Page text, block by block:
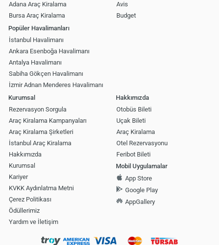
Adana Araç Kiralama
Bursa Araç Kiralama
Avis
Budget
Popüler Havalimanları
İstanbul Havalimanı
Ankara Esenboğa Havalimanı
Antalya Havalimanı
Sabiha Gökçen Havalimanı
İzmir Adnan Menderes Havalimanı
Kurumsal
Rezervasyon Sorgula
Araç Kiralama Kampanyaları
Araç Kiralama Şirketleri
İstanbul Araç Kiralama
Hakkımızda
Kurumsal
Kariyer
KVKK Aydınlatma Metni
Çerez Politikası
Ödüllerimiz
Yardım ve İletişim
Hakkımızda
Otobüs Bileti
Uçak Bileti
Araç Kiralama
Otel Rezervasyonu
Feribot Bileti
Mobil Uygulamalar
App Store
Google Play
AppGallery